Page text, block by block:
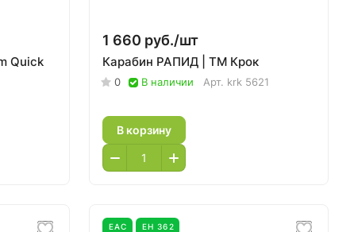
Quick
1 660 руб./шт
Карабин РАПИД | ТМ Крок
0 В наличии Арт. krk 5621
В корзину
EAC ЕН 362